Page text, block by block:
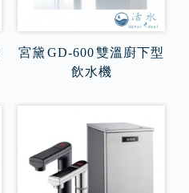
宮黛 GD-600 雙溫廚下型
飲水機